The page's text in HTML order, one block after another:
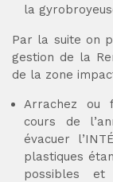
la
Par la suite on
gestion de la
de la zone
Arrachez ou
cours de
évacuer
plastiques
possibles